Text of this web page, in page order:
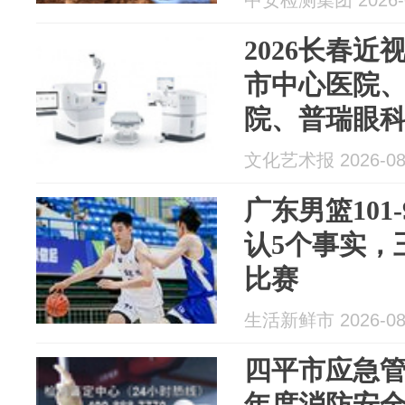
2026长春近
市中心医院
院、普瑞眼
飞秒ICL、
文化艺术报 2026-
广东男篮
认5个事实，
比赛
生活新鲜市 2026-
四平市应急